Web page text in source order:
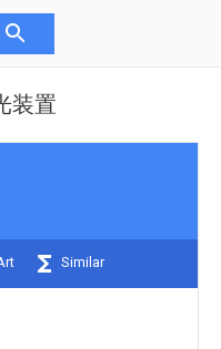
装置
Similar